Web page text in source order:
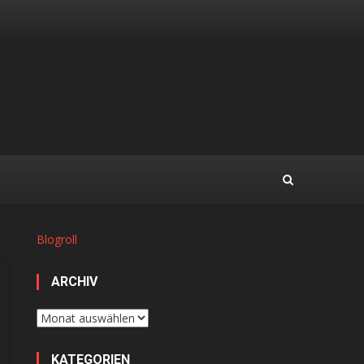
Blogroll
ARCHIV
Archiv
KATEGORIEN